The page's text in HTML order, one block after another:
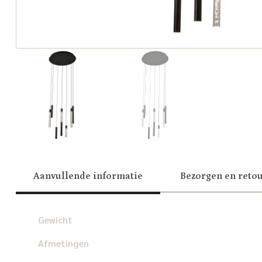
Aanvullende informatie Bezorgen en
Gewicht
Afmetingen